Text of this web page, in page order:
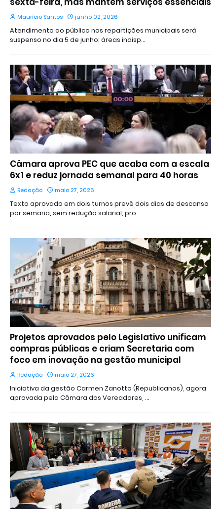
Maurício Santos junho 02, 2026
Atendimento ao público nas repartições municipais será
suspenso no dia 5 de junho; áreas indisp…
Câmara aprova PEC que acaba com a escala
6x1 e reduz jornada semanal para 40 horas
Redação maio 27, 2026
Texto aprovado em dois turnos prevê dois dias de descanso
por semana, sem redução salarial; pro…
Projetos aprovados pelo Legislativo unificam
compras públicas e criam Secretaria com
foco em inovação na gestão municipal
Redação maio 27, 2026
Iniciativa da gestão Carmen Zanotto (Republicanos), agora
aprovada pela Câmara dos Vereadores, …